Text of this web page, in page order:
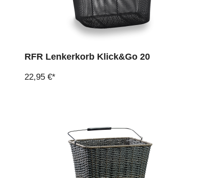
RFR Lenkerkorb Klick&Go 20
22,95 €*